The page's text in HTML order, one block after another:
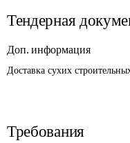
Тендерная
Доп. информация
Доставка сухих
Требования